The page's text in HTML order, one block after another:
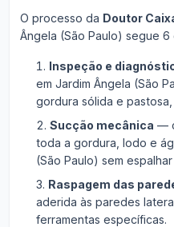
O processo da Doutor
Ângela (São Paulo) segue
Inspeção e
em Jardim Ângela (São
gordura sólida e
Sucção mecânica —
toda a gordura, lodo e
(São Paulo) sem
Raspagem das
aderida às paredes
ferramentas específicas.